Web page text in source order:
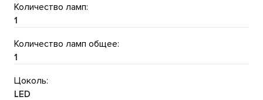
Количество ламп:
1
Количество ламп общее:
1
Цоколь:
LED